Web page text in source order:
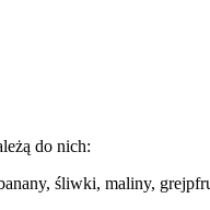
do nich:
śliwki, maliny,